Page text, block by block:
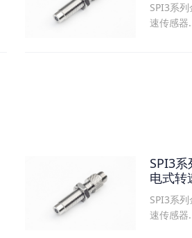
SPI3系
速传感器
SPI3
电式转
SPI3系
速传感器